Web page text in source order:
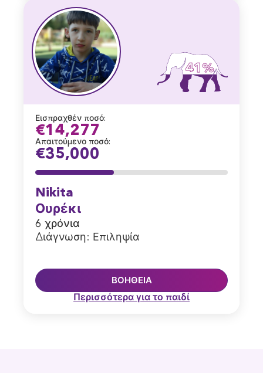
41%
Εισπραχθέν ποσό:
€14,277
Απαιτούμενο ποσό:
€35,000
Nikita
Ουρέκι
6 χρόνια
Διάγνωση: Επιληψία
ΒΟΉΘΕΙΑ
Περισσότερα για το παιδί